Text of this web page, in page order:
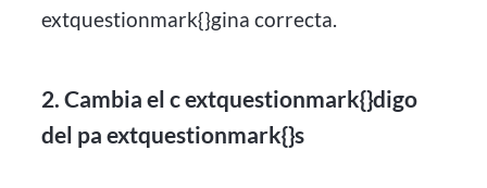
extquestionmark{}gina correcta.
2.Cambia el c extquestionmark{}digo
del pa extquestionmark{}s